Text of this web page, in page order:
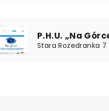
P.H.U. „Na
Stara Rozedranka 7